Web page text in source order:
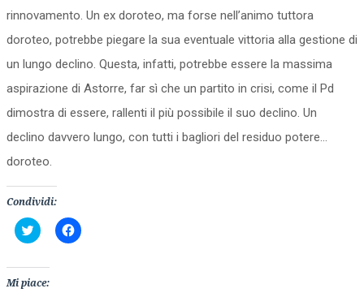
rinnovamento. Un ex doroteo, ma forse nell’animo tuttora
doroteo, potrebbe piegare la sua eventuale vittoria alla gestione di
un lungo declino. Questa, infatti, potrebbe essere la massima
aspirazione di Astorre, far sì che un partito in crisi, come il Pd
dimostra di essere, rallenti il più possibile il suo declino. Un
declino davvero lungo, con tutti i bagliori del residuo potere…
doroteo.
Condividi:
Fai
clic
condividere
su
Twitter
Fai
clic
Mi piace: